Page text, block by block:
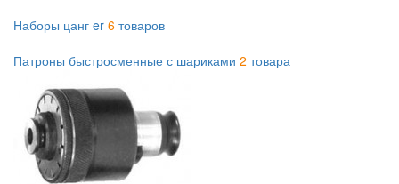
Наборы цанг er 6 товаров
Патроны быстросменные с шариками 2 товара